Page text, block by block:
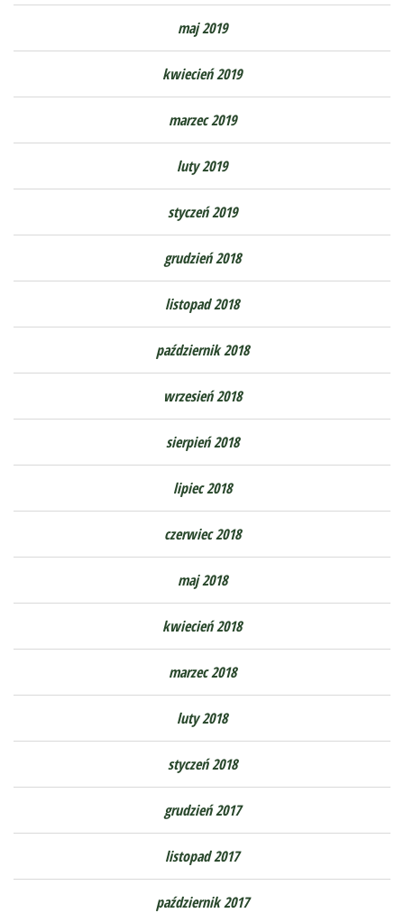
maj 2019
kwiecień 2019
marzec 2019
luty 2019
styczeń 2019
grudzień 2018
listopad 2018
październik 2018
wrzesień 2018
sierpień 2018
lipiec 2018
czerwiec 2018
maj 2018
kwiecień 2018
marzec 2018
luty 2018
styczeń 2018
grudzień 2017
listopad 2017
październik 2017